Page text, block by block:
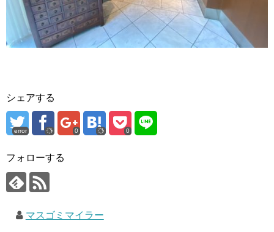
シェアする
error 0 0
フォローする
マスゴミマイラー